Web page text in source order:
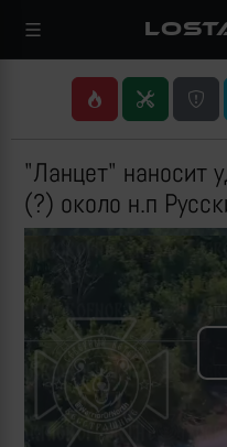
"Ланцет" наносит
(?) около н.п